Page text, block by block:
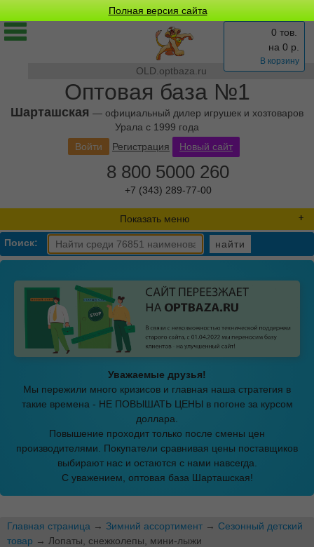
Полная версия сайта
OLD.optbaza.ru
Оптовая база №1
Шарташская — официальный дилер игрушек и хозтоваров
Урала с 1999 года
0 тов.
на 0 р.
В корзину
Войти Регистрация Новый сайт
8 800 5000 260
+7 (343) 289-77-00
Показать меню
Поиск: найти
Уважаемые друзья!
Мы пережили много кризисов и главная наша стратегия в
такие времена - НЕ ПОВЫШАТЬ ЦЕНЫ в погоне за курсом
доллара.
Повышение проходит только после смены цен
производителями. Покупатели сравнивая цены поставщиков
выбирают нас и остаются с нами навсегда.
С уважением, оптовая база Шарташская!
Главная страница → Зимний ассортимент → Сезонный детский
товар → Лопаты, снежколепы, мини-лыжи